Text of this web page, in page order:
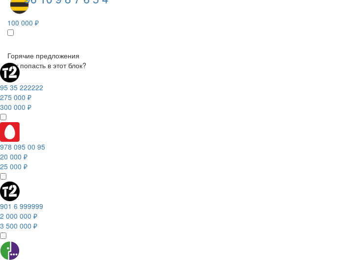
100 000 ₽
Горячие предложения
Как попасть в этот блок?
95 35 222222
275 000 ₽
300 000 ₽
978 095 00 95
20 000 ₽
25 000 ₽
901 6 999999
2 000 000 ₽
3 500 000 ₽